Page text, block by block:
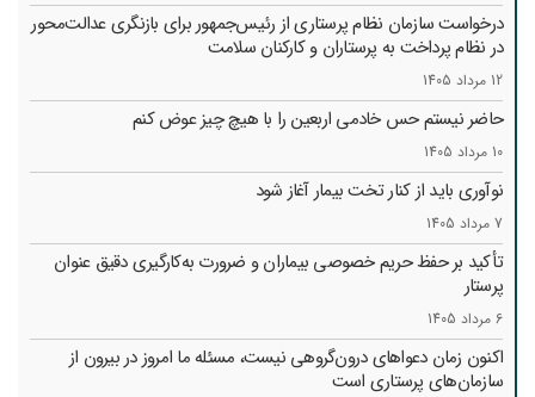
درخواست سازمان نظام پرستاری از رئیس‌جمهور برای بازنگری عدالت‌محور
در نظام پرداخت به پرستاران و کارکنان سلامت
12 مرداد 1405
حاضر نیستم حس خادمی اربعین را با هیچ چیز عوض کنم
10 مرداد 1405
نوآوری باید از کنار تخت بیمار آغاز شود
7 مرداد 1405
تأکید بر حفظ حریم خصوصی بیماران و ضرورت به‌کارگیری دقیق عنوان
پرستار
6 مرداد 1405
اکنون زمان دعواهای درون‌گروهی نیست، مسئله ما امروز در بیرون از
سازمان‌های پرستاری است